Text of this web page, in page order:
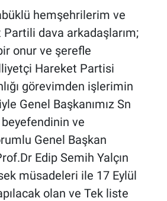
hemşehrilerim ve
dava arkadaşlarım;
onur ve şerefle
Hareket Partisi
görevimden işlerimin
Genel Başkanımız Sn
ve
Genel Başkan
Edip Semih Yalçın
müsadeleri ile 17 Eylül
olan ve Tek liste